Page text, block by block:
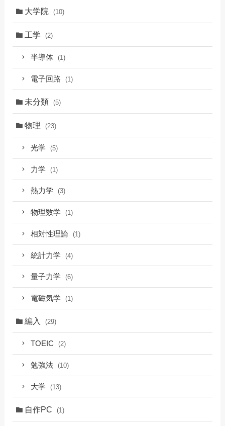
大学院 (10)
工学 (2)
半導体 (1)
電子回路 (1)
未分類 (5)
物理 (23)
光学 (5)
力学 (1)
熱力学 (3)
物理数学 (1)
相対性理論 (1)
統計力学 (4)
量子力学 (6)
電磁気学 (1)
編入 (29)
TOEIC (2)
勉強法 (10)
大学 (13)
自作PC (1)